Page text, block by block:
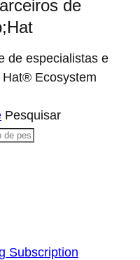
de
de especialistas e
Ecosystem
Pesquisar
Subscription